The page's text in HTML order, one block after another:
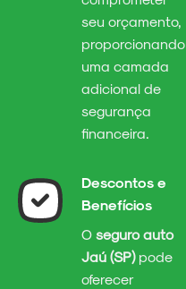
seu orçamento,
proporcionando
uma camada
adicional de
segurança
financeira.
Descontos e
Benefícios
O seguro auto
Jaú (SP)pode
oferecer